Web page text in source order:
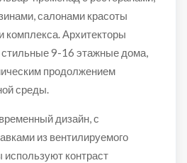
салонами красоты
комплекса. Архитекторы
9-16 этажные дома,
продолжением
среды.
дизайн, с
из вентилируемого
контраст